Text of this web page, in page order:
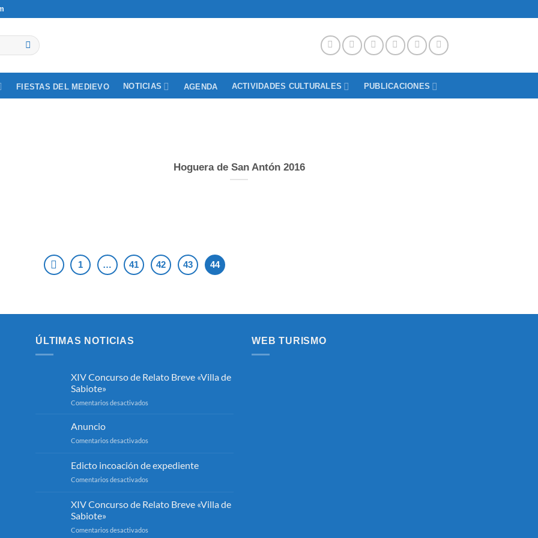
FIESTAS DEL MEDIEVO NOTICIAS AGENDA ACTIVIDADES CULTURALES PUBLICACIONES
Hoguera de San Antón 2016
1 … 41 42 43 44
ÚLTIMAS NOTICIAS
XIV Concurso de Relato Breve «Villa de
Sabiote»
Comentarios desactivados
Relato
«Villa
Sabiote»
Anuncio
Comentarios desactivados
Edicto incoación de expediente
Comentarios desactivados
de
XIV Concurso de Relato Breve «Villa de
Sabiote»
Comentarios desactivados
WEB TURISMO